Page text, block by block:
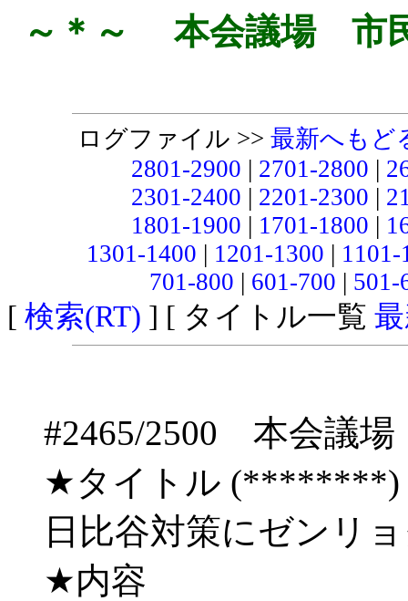
～＊～ 本会議場 市
ログファイル >> 最新へもど
2801-2900 | 2701-2800 |
2301-2400 | 2201-2300 |
1801-1900 | 1701-1800 |
1301-1400 | 1201-1300 |
701-800 | 601-700 |
[ 検索(RT) ] [ タイトル一覧
#2465/2500 本会議
★タイトル (********)
日比谷対策にゼンリ
★内容